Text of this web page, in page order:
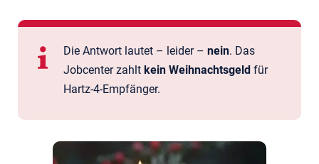
Die Antwort lautet – leider – nein. Das
Jobcenter zahlt kein Weihnachtsgeld für
Hartz-4-Empfänger.